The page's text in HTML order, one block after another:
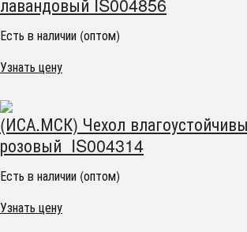
Есть в наличии (оптом)
Узнать цену
(ИСА.МСК) Чехол
розовый IS004314
Есть в наличии (оптом)
Узнать цену